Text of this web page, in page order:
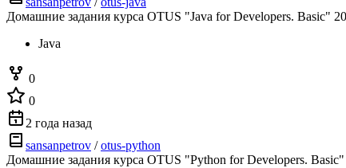
Домашние задания курса OTUS "Java for Developers. Basic"
Java
0
0
2 года назад
sansanpetrov /otus-python
Домашние задания курса OTUS "Python for Developers. Basic"